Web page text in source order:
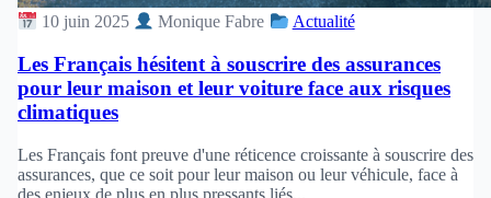
10 juin 2025 Monique Fabre Actualité
Les Français hésitent à souscrire des assurances
pour leur maison et leur voiture face aux risques
climatiques
Les Français font preuve d'une réticence croissante à souscrire des
assurances, que ce soit pour leur maison ou leur véhicule, face à
des enjeux de plus en plus pressants liés...